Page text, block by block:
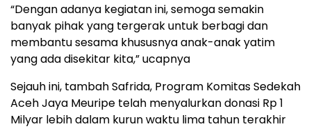
“Dengan adanya kegiatan ini, semoga semakin
banyak pihak yang tergerak untuk berbagi dan
membantu sesama khususnya anak-anak yatim
yang ada disekitar kita,” ucapnya
Sejauh ini, tambah Safrida, Program Komitas Sedekah
Aceh Jaya Meuripe telah menyalurkan donasi Rp 1
Milyar lebih dalam kurun waktu lima tahun terakhir